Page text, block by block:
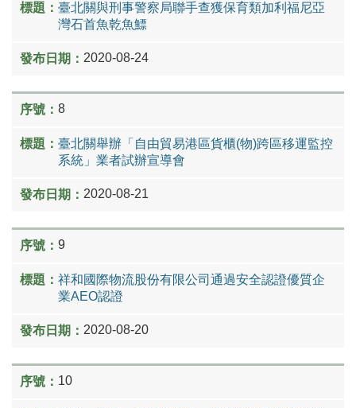
臺北關與刑事警察局聯手查獲保育類加利福尼亞
灣石首魚乾魚鰾
2020-08-24
8
臺北關舉辦「自由貿易港區貨櫃(物)跨區移運監控
系統」業者試辦宣導會
2020-08-21
9
祥和國際物流股份有限公司通過安全認證優質企
業AEO認證
2020-08-20
10